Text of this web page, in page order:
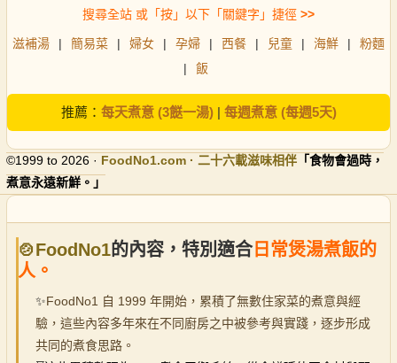
搜尋全站 或「按」以下「關鍵字」捷徑 >>
滋補湯 | 簡易菜 | 婦女 | 孕婦 | 西餐 | 兒童 | 海鮮 |
粉麵
|
飯
推薦： 每天煮意 (3餸一湯)| 每週煮意 (每週5天)
©1999 to 2026 · FoodNo1.com · 二十六載滋味相伴 「食物會過時，
煮意永遠新鮮。」
🍲FoodNo1的內容，特別適合 日常煲湯煮飯的
人。
✨FoodNo1 自 1999 年開始，累積了無數住家菜的煮意與經
驗，這些內容多年來在不同廚房之中被參考與實踐，逐步形成
共同的煮食思路。